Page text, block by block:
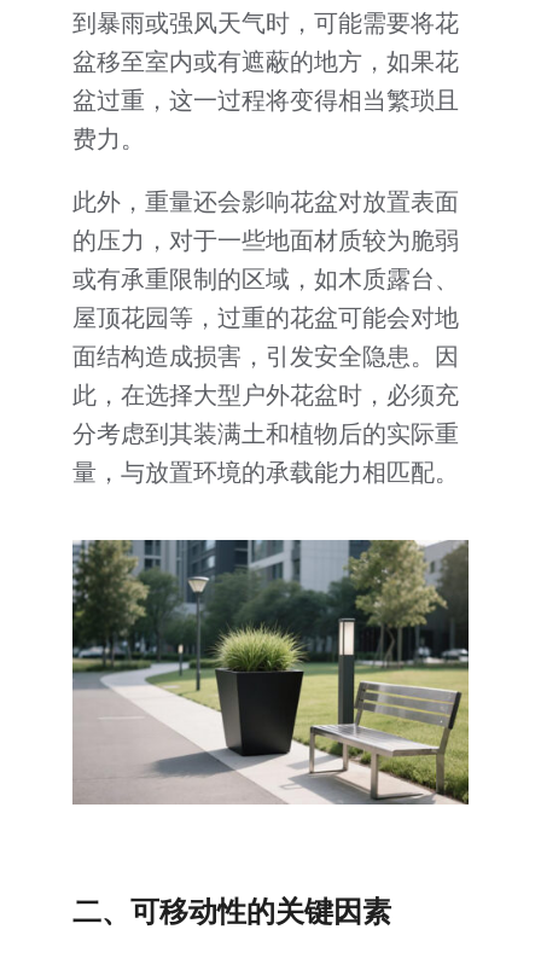
到暴雨或强风天气时，可能需要将花
盆移至室内或有遮蔽的地方，如果花
盆过重，这一过程将变得相当繁琐且
费力。
此外，重量还会影响花盆对放置表面
的压力，对于一些地面材质较为脆弱
或有承重限制的区域，如木质露台、
屋顶花园等，过重的花盆可能会对地
面结构造成损害，引发安全隐患。因
此，在选择大型户外花盆时，必须充
分考虑到其装满土和植物后的实际重
量，与放置环境的承载能力相匹配。
二、可移动性的关键因素